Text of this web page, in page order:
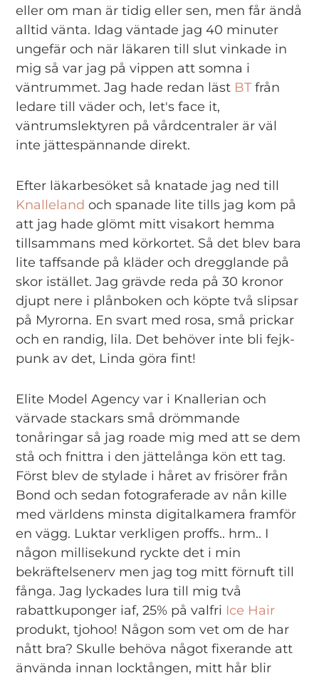
eller om man är tidig eller sen, men får ändå
alltid vänta. Idag väntade jag 40 minuter
ungefär och när läkaren till slut vinkade in
mig så var jag på vippen att somna i
väntrummet. Jag hade redan läst BTfrån
ledare till väder och, let's face it,
väntrumslektyren på vårdcentraler är väl
inte jättespännande direkt.
Efter läkarbesöket så knatade jag ned till
Knalleland och spanade lite tills jag kom på
att jag hade glömt mitt visakort hemma
tillsammans med körkortet. Så det blev bara
lite taffsande på kläder och dregglande på
skor istället. Jag grävde reda på 30 kronor
djupt nere i plånboken och köpte två slipsar
på Myrorna. En svart med rosa, små prickar
och en randig, lila. Det behöver inte bli fejk-
punk av det, Linda göra fint!
Elite Model Agency var i Knallerian och
värvade stackars små drömmande
tonåringar så jag roade mig med att se dem
stå och fnittra i den jättelånga kön ett tag.
Först blev de stylade i håret av frisörer från
Bond och sedan fotograferade av nån kille
med världens minsta digitalkamera framför
en vägg. Luktar verkligen proffs.. hrm.. I
någon millisekund ryckte det i min
bekräftelsenerv men jag tog mitt förnuft till
fånga. Jag lyckades lura till mig två
rabattkuponger iaf, 25% på valfri Ice Hair
produkt, tjohoo! Någon som vet om de har
nått bra? Skulle behöva något fixerande att
änvända innan locktången, mitt hår blir